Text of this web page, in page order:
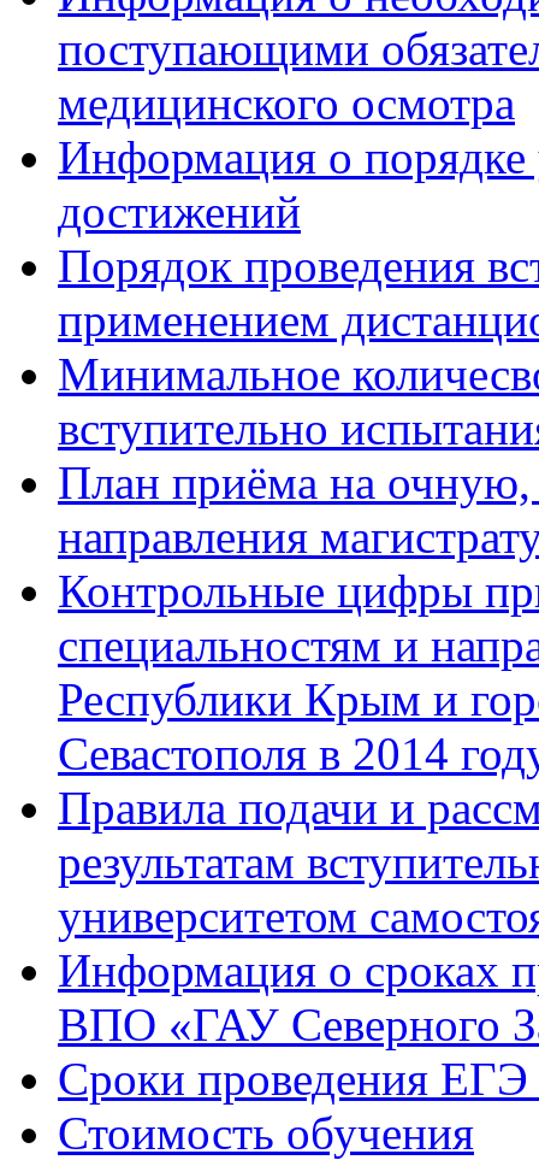
поступающими
медицинского осмотра
Информация о порядке
достижений
Порядок проведения
применением
Минимальное
вступительно
План приёма на
направления
Контрольные цифры
специальностям и
Республики Крым и
Севастополя в 2014
Правила подачи и
результатам
университетом
Информация о сроках
ВПО «ГАУ Северного
Сроки проведения ЕГЭ
Стоимость обучения